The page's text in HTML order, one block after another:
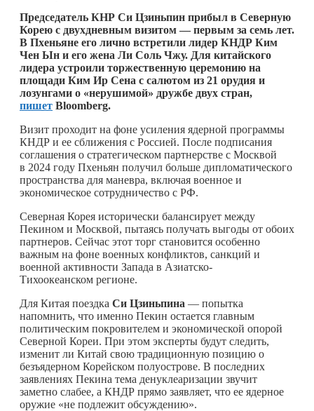
Председатель КНР Си Цзиньпин прибыл в Северную
Корею с двухдневным визитом — первым за семь лет.
В Пхеньяне его лично встретили лидер КНДР Ким
Чен Ын и его жена Ли Соль Чжу. Для китайского
лидера устроили торжественную церемонию на
площади Ким Ир Сена с салютом из 21 орудия и
лозунгами о «нерушимой» дружбе двух стран,
пишет Bloomberg.
Визит проходит на фоне усиления ядерной программы
КНДР и ее сближения с Россией. После подписания
соглашения о стратегическом партнерстве с Москвой
в 2024 году Пхеньян получил больше дипломатического
пространства для маневра, включая военное и
экономическое сотрудничество с РФ.
Северная Корея исторически балансирует между
Пекином и Москвой, пытаясь получать выгоды от обоих
партнеров. Сейчас этот торг становится особенно
важным на фоне военных конфликтов, санкций и
военной активности Запада в Азиатско-
Тихоокеанском регионе.
Для Китая поездка Си Цзиньпина — попытка
напомнить, что именно Пекин остается главным
политическим покровителем и экономической опорой
Северной Кореи. При этом эксперты будут следить,
изменит ли Китай свою традиционную позицию о
безъядерном Корейском полуострове. В последних
заявлениях Пекина тема денуклеаризации звучит
заметно слабее, а КНДР прямо заявляет, что ее ядерное
оружие «не подлежит обсуждению».